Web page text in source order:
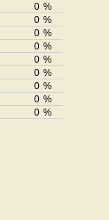
0 %
0 %
0 %
0 %
0 %
0 %
0 %
0 %
0 %